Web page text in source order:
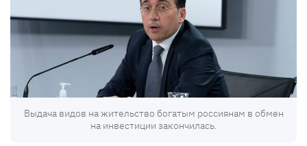
Выдача видов на жительство богатым россиянам в обмен
на инвестиции закончилась.